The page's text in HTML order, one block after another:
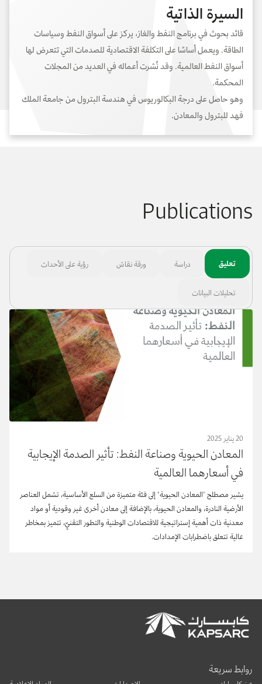
السيرة الذاتية
قائد بحوث في برنامج النفط والغاز، يركز على أسواق النفط وسياسات
الطاقة. ويعمل أساسًا على التكلفة الاقتصادية للصدمات التي تتعرض لها
أسواق النفط العالمية. وقد نُشرت أعماله في العديد من المجلات
المحكمة.
وهو حاصل على درجة البكالوريوس في هندسة البترول من جامعة الملك
فهد للبترول والمعادن.
Publications
تعليق دراسة ورقة نقاش رؤية على الأحداث
تحليلات البيانات
20 يناير 2025
المعادن الحيوية وصناعة النفط: تأثير الصدمة الإيجابية
في أسعارهما العالمية
يشير مصطلح "المعادن الحيوية" إلى فئة متميزة من السلع الأساسية، تشمل العناصر
الأرضية النادرة، والمعادن الحيوية، بالإضافة إلى معادن أخرى غير وقودية أو مواد
معدنية ذات أهمية إستراتيجية للاقتصادات الوطنية والتطور التقنيِّ، تتميز بمخاطر
عالية تتعلق باضطرابات الإمدادات.
روابط سريعة